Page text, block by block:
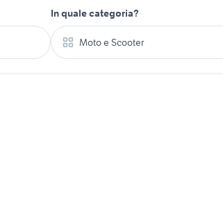
In quale categoria?
Moto e Scooter